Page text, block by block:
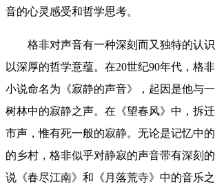
音的心灵感受和哲学思考。
格非对声音有一种深刻而又独特的认识
以深厚的哲学意蕴。在20世纪90年代，格
小说命名为《寂静的声音》，起因是他与
树林中的寂静之声。在《望春风》中，拆
市声，惟有死一般的寂静。无论是记忆中
的乡村，格非似乎对静寂的声音带有深刻
说《春尽江南》和《月落荒寺》中的音乐